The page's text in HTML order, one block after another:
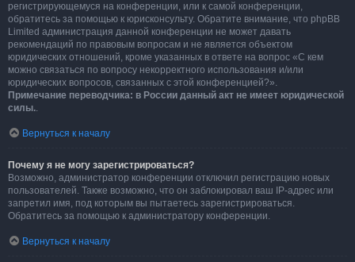
регистрирующемуся на конференции, или к самой конференции,
обратитесь за помощью к юрисконсульту. Обратите внимание, что phpBB
Limited администрация данной конференции не может давать
рекомендаций по правовым вопросам и не является объектом
юридических отношений, кроме указанных в ответе на вопрос «С кем
можно связаться по вопросу некорректного использования и/или
юридических вопросов, связанных с этой конференцией?».
Примечание переводчика: в России данный акт не имеет юридической
силы..
Вернуться к началу
Почему я не могу зарегистрироваться?
Возможно, администратор конференции отключил регистрацию новых
пользователей. Также возможно, что он заблокировал ваш IP-адрес или
запретил имя, под которым вы пытаетесь зарегистрироваться.
Обратитесь за помощью к администратору конференции.
Вернуться к началу